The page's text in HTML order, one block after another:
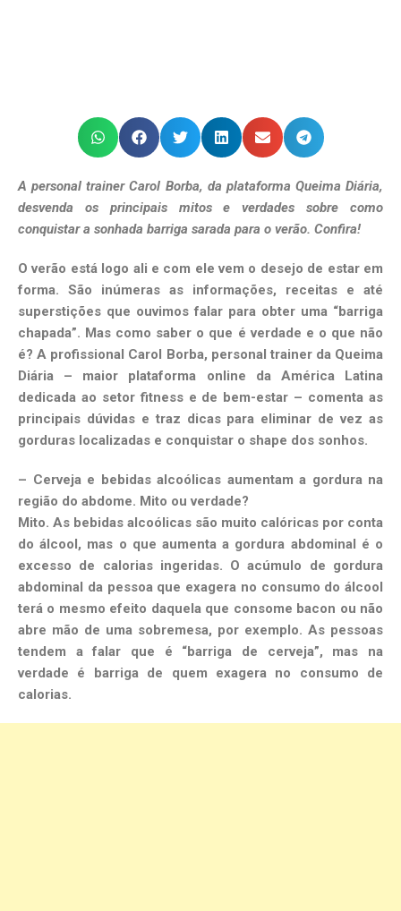
A personal trainer Carol Borba, da plataforma Queima Diária,
desvenda os principais mitos e verdades sobre como
conquistar a sonhada barriga sarada para o verão. Confira!
O verão está logo ali e com ele vem o desejo de estar em
forma. São inúmeras as informações, receitas e até
superstições que ouvimos falar para obter uma “barriga
chapada”. Mas como saber o que é verdade e o que não
é? A profissional Carol Borba, personal trainer da Queima
Diária – maior plataforma online da América Latina
dedicada ao setor fitness e de bem-estar – comenta as
principais dúvidas e traz dicas para eliminar de vez as
gorduras localizadas e conquistar o shape dos sonhos.
– Cerveja e bebidas alcoólicas aumentam a gordura na
região do abdome. Mito ou verdade?
Mito. As bebidas alcoólicas são muito calóricas por conta
do álcool, mas o que aumenta a gordura abdominal é o
excesso de calorias ingeridas. O acúmulo de gordura
abdominal da pessoa que exagera no consumo do álcool
terá o mesmo efeito daquela que consome bacon ou não
abre mão de uma sobremesa, por exemplo. As pessoas
tendem a falar que é “barriga de cerveja”, mas na
verdade é barriga de quem exagera no consumo de
calorias.